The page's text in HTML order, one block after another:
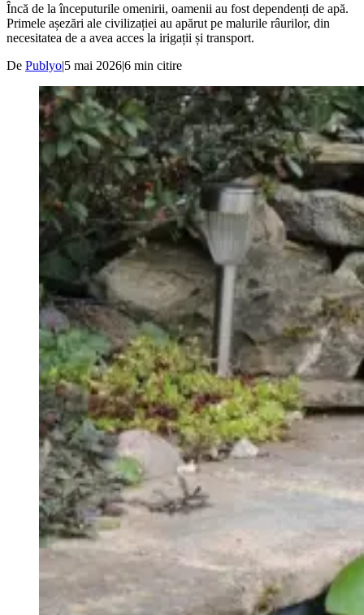
Încă de la începuturile omenirii, oamenii au fost dependenți de apă.
Primele așezări ale civilizației au apărut pe malurile râurilor, din
necesitatea de a avea acces la irigații și transport.
De Publyo|5 mai 2026|6 min citire